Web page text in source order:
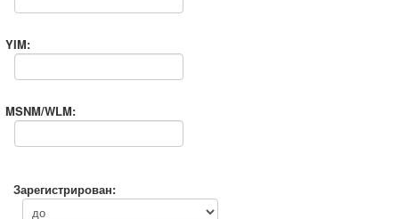
YIM:
MSNM/WLM:
Зарегистрирован: